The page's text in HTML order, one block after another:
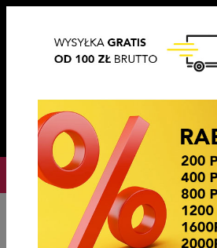
OKAZJE CENOWE!
Strona główna BIŻUTERIA STEEL/XUPING